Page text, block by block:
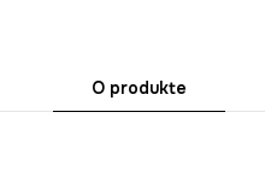
O produkte